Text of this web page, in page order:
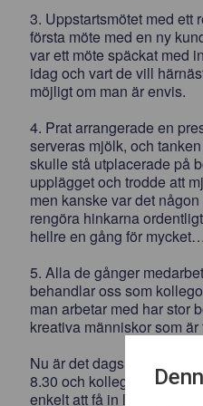
3. Uppstartsmötet med ett
första möte med en ny
var ett möte späckat med
idag och vart de vill
möjligt om man är envis.
4. Prat arrangerade en
serveras mjölk, och
skulle stå utplacerade på
upplägget och trodde att
men kanske var det
rengöra hinkarna
hellre en gång för mycket…
5. Alla de gånger
behandlar oss som
man arbetar med har stor
kreativa människor som
Nu är det dags att hämta
8.30 och kollegorna
enkelt att få in lite